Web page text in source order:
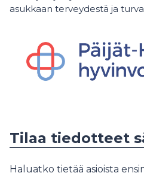
asukkaan terveydestä ja
Tilaa tiedotteet
Haluatko tietää asioista